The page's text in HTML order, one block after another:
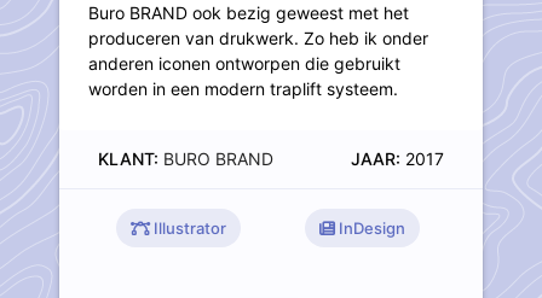
Buro BRAND ook bezig geweest met het
produceren van drukwerk. Zo heb ik onder
anderen iconen ontworpen die gebruikt
worden in een modern traplift systeem.
KLANT: BURO BRAND JAAR: 2017
Illustrator InDesign